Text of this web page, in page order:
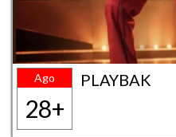
Ago
28+
PLAYBAK